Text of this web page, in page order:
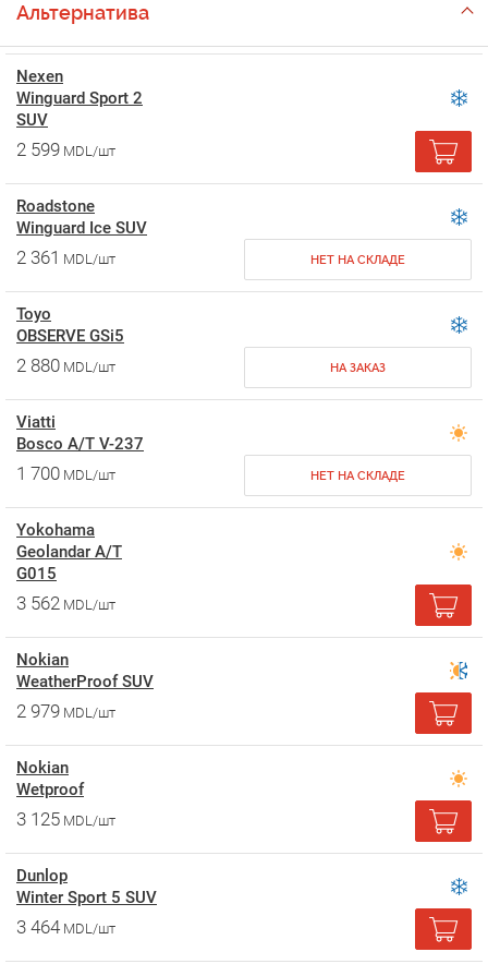
Альтернатива
Nexen
Winguard Sport 2
SUV
2 599 MDL/шт
Roadstone
Winguard Ice SUV
2 361 MDL/шт НЕТ НА СКЛАДЕ
Toyo
OBSERVE GSi5
2 880 MDL/шт НА ЗАКАЗ
Viatti
Bosco A/T V-237
1 700 MDL/шт НЕТ НА СКЛАДЕ
Yokohama
Geolandar A/T
G015
3 562 MDL/шт
Nokian
WeatherProof SUV
2 979 MDL/шт
Nokian
Wetproof
3 125 MDL/шт
Dunlop
Winter Sport 5 SUV
3 464 MDL/шт